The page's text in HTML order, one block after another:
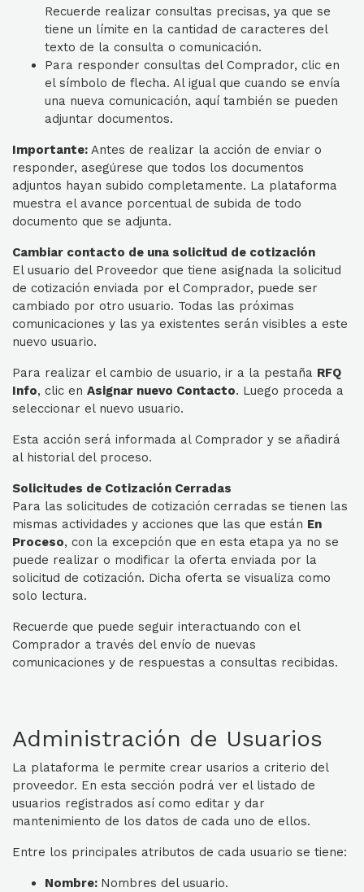
Recuerde realizar consultas precisas, ya que se
tiene un límite en la cantidad de caracteres del
texto de la consulta o comunicación.
Para responder consultas del Comprador, clic en
el símbolo de flecha. Al igual que cuando se envía
una nueva comunicación, aquí también se pueden
adjuntar documentos.
Importante: Antes de realizar la acción de enviar o
responder, asegúrese que todos los documentos
adjuntos hayan subido completamente. La plataforma
muestra el avance porcentual de subida de todo
documento que se adjunta.
Cambiar contacto de una solicitud de cotización
El usuario del Proveedor que tiene asignada la solicitud
de cotización enviada por el Comprador, puede ser
cambiado por otro usuario. Todas las próximas
comunicaciones y las ya existentes serán visibles a este
nuevo usuario.
Para realizar el cambio de usuario, ir a la pestaña RFQ
Info, clic en Asignar nuevo Contacto. Luego proceda a
seleccionar el nuevo usuario.
Esta acción será informada al Comprador y se añadirá
al historial del proceso.
Solicitudes de Cotización Cerradas
Para las solicitudes de cotización cerradas se tienen las
mismas actividades y acciones que las que están En
Proceso, con la excepción que en esta etapa ya no se
puede realizar o modificar la oferta enviada por la
solicitud de cotización. Dicha oferta se visualiza como
solo lectura.
Recuerde que puede seguir interactuando con el
Comprador a través del envío de nuevas
comunicaciones y de respuestas a consultas recibidas.
Administración de Usuarios
La plataforma le permite crear usarios a criterio del
proveedor. En esta sección podrá ver el listado de
usuarios registrados así como editar y dar
mantenimiento de los datos de cada uno de ellos.
Entre los principales atributos de cada usuario se tiene:
Nombre: Nombres del usuario.